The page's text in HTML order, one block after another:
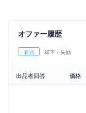
オファー履歴
有効 却下・失効
出品者回答 価格